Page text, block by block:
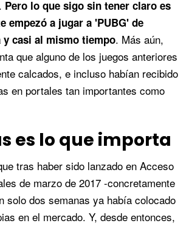
Pero lo que sigo sin tener claro es
empezó a jugar a 'PUBG' de
y casi al mismo tiempo. Más aún,
que alguno de los juegos anteriores
calcados, e incluso habían recibido
en portales tan importantes como
es lo que importa
tras haber sido lanzado en Acceso
de marzo de 2017 -concretamente
solo dos semanas ya había colocado
en el mercado. Y, desde entonces,